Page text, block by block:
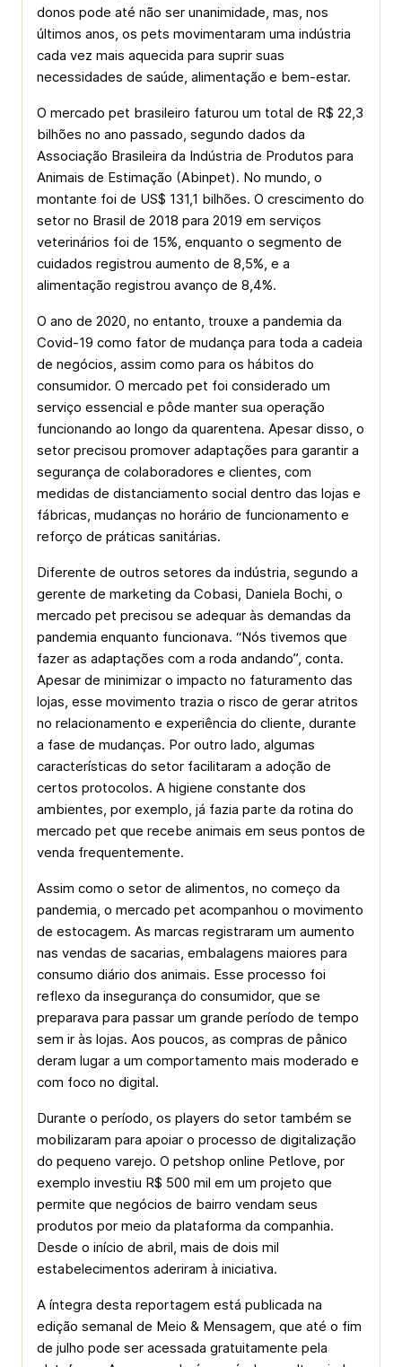
donos pode até não ser unanimidade, mas, nos
últimos anos, os pets movimentaram uma indústria
cada vez mais aquecida para suprir suas
necessidades de saúde, alimentação e bem-estar.
O mercado pet brasileiro faturou um total de R$ 22,3
bilhões no ano passado, segundo dados da
Associação Brasileira da Indústria de Produtos para
Animais de Estimação (Abinpet). No mundo, o
montante foi de US$ 131,1 bilhões. O crescimento do
setor no Brasil de 2018 para 2019 em serviços
veterinários foi de 15%, enquanto o segmento de
cuidados registrou aumento de 8,5%, e a
alimentação registrou avanço de 8,4%.
O ano de 2020, no entanto, trouxe a pandemia da
Covid-19 como fator de mudança para toda a cadeia
de negócios, assim como para os hábitos do
consumidor. O mercado pet foi considerado um
serviço essencial e pôde manter sua operação
funcionando ao longo da quarentena. Apesar disso, o
setor precisou promover adaptações para garantir a
segurança de colaboradores e clientes, com
medidas de distanciamento social dentro das lojas e
fábricas, mudanças no horário de funcionamento e
reforço de práticas sanitárias.
Diferente de outros setores da indústria, segundo a
gerente de marketing da Cobasi, Daniela Bochi, o
mercado pet precisou se adequar às demandas da
pandemia enquanto funcionava. “Nós tivemos que
fazer as adaptações com a roda andando”, conta.
Apesar de minimizar o impacto no faturamento das
lojas, esse movimento trazia o risco de gerar atritos
no relacionamento e experiência do cliente, durante
a fase de mudanças. Por outro lado, algumas
características do setor facilitaram a adoção de
certos protocolos. A higiene constante dos
ambientes, por exemplo, já fazia parte da rotina do
mercado pet que recebe animais em seus pontos de
venda frequentemente.
Assim como o setor de alimentos, no começo da
pandemia, o mercado pet acompanhou o movimento
de estocagem. As marcas registraram um aumento
nas vendas de sacarias, embalagens maiores para
consumo diário dos animais. Esse processo foi
reflexo da insegurança do consumidor, que se
preparava para passar um grande período de tempo
sem ir às lojas. Aos poucos, as compras de pânico
deram lugar a um comportamento mais moderado e
com foco no digital.
Durante o período, os players do setor também se
mobilizaram para apoiar o processo de digitalização
do pequeno varejo. O petshop online Petlove, por
exemplo investiu R$ 500 mil em um projeto que
permite que negócios de bairro vendam seus
produtos por meio da plataforma da companhia.
Desde o início de abril, mais de dois mil
estabelecimentos aderiram à iniciativa.
A íntegra desta reportagem está publicada na
edição semanal de Meio & Mensagem, que até o fim
de julho pode ser acessada gratuitamente pela